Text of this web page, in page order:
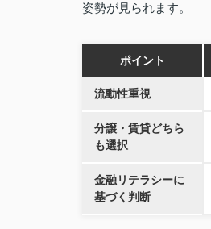
姿勢が見られます。
ポイント
流動性重視
分譲・賃貸どちら
も選択
金融リテラシーに
基づく判断